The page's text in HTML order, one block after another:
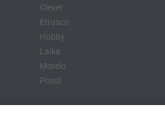
Clever
Etrusco
Hobby
Laika
Morelo
Pössl